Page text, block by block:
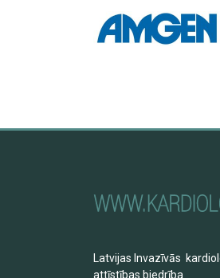
Latvijas Invazīvās
attīstības biedrība